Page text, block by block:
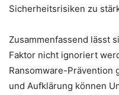
Sicherheitsrisiken zu
Zusammenfassend lässt
Faktor nicht ignoriert
Ransomware-Prävention
und Aufklärung können